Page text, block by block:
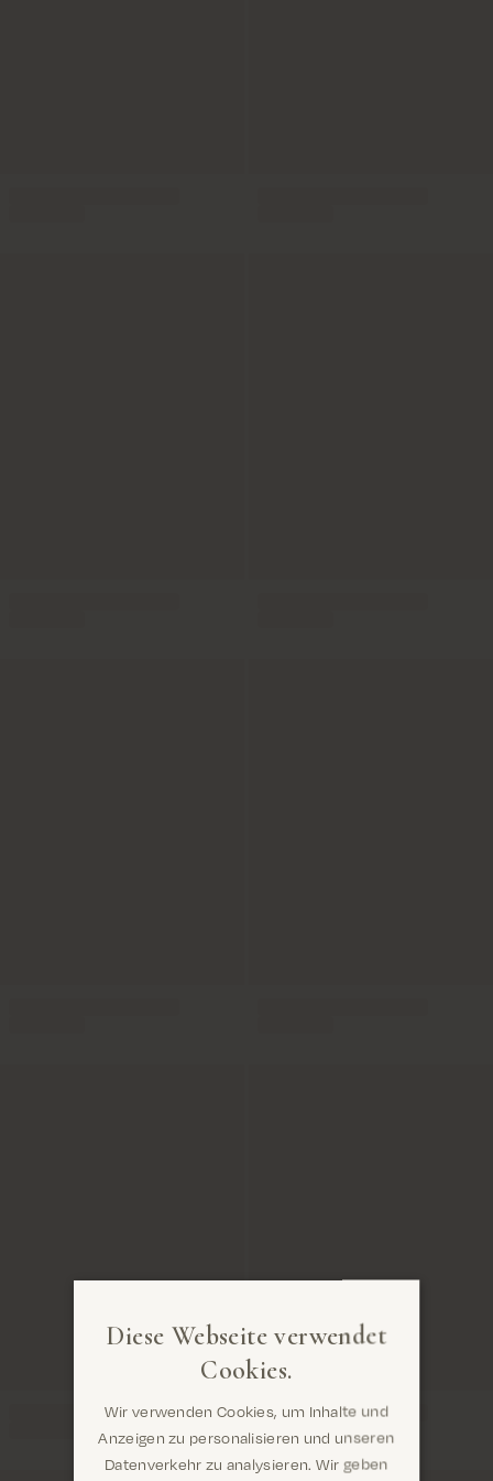
Diese Webseite verwendet
Cookies.
Wir verwenden Cookies, um Inhalte und
Anzeigen zu personalisieren und unseren
Datenverkehr zu analysieren. Wir geben